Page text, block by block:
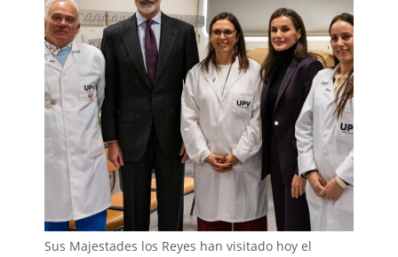
Sus Majestades los Reyes han visitado hoy el